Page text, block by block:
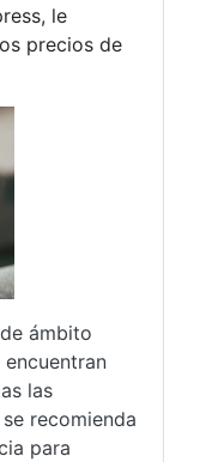
le
precios de
ámbito
las
recomienda
para